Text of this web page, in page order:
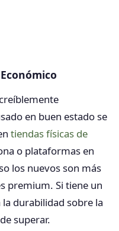
en buen estado se
tiendas físicas de
o plataformas en
los nuevos son más
premium. Si tiene un
durabilidad sobre la
superar.